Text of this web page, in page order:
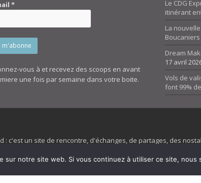
*
vous à et recevez des scoops en avant
une fois par semaine dans votre boite.
Le CDG
itinérant
La
Dream
17 avril
Vols de
font 99%
: c'est un site de rencontre, d'échanges, de partages, des
ne sont pas liés au ClubMed et la marque citée est la
page de cette page d'accueil sont la propriétés de la
sur notre site web. Si vous continuez à utiliser ce site,